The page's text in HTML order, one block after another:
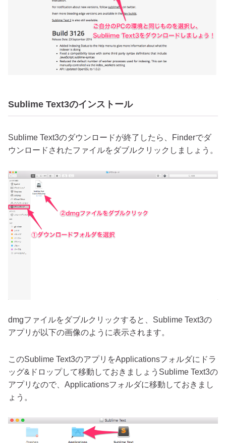
Sublime Text3のインストール
Sublime Text3のダウンロードが終了したら、Finderでダ
ウンロードされたファイルをダブルクリックしましょう。
dmgファイルをダブルクリックすると、Sublime Text3の
アプリが以下の画像のように表示されます。
このSublime Text3のアプリをApplicationsフォルダにドラ
ッグ&ドロップして移動しておきましょうSublime Text3の
アプリなので、Applicationsフォルダに移動しておきまし
ょう。